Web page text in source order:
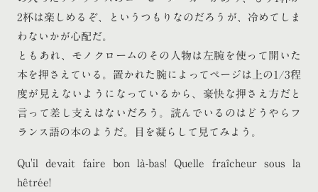
2杯は楽しめるぞ、というつもりなのだろうが、冷めてしま
わないかが心配だ。
ともあれ、モノクロームのその人物は左腕を使って開いた
本を押さえている。置かれた腕によってページは上の1/3程
度が見えないようになっているから、豪快な押さえ方だと
言って差し支えはないだろう。読んでいるのはどうやらフ
ランス語の本のようだ。目を凝らして見てみよう。
Qu'il devait faire bon là-bas! Quelle fraîcheur sous la
hêtrée!